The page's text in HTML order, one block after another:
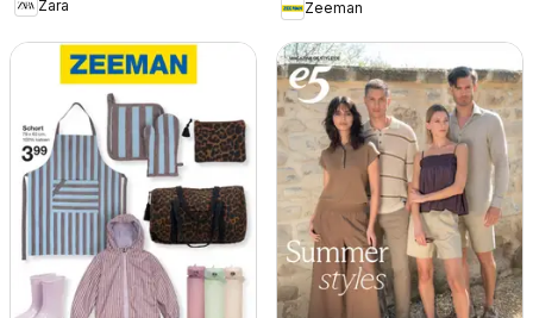
Zara
Zeeman